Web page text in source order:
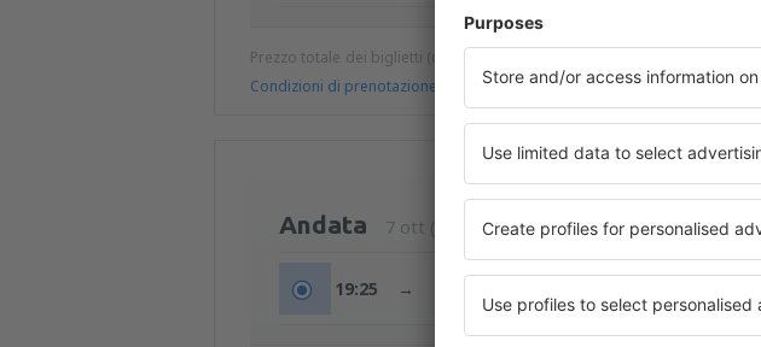
Prezzo totale dei biglietti (quote di servizio escluse:
Condizioni di prenotazione
Andata 7 ott (mer) MXP
19:25 →